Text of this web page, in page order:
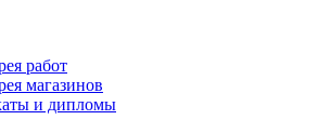
работ
магазинов
и дипломы